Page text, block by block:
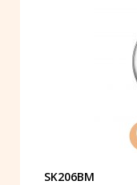
SK206BM